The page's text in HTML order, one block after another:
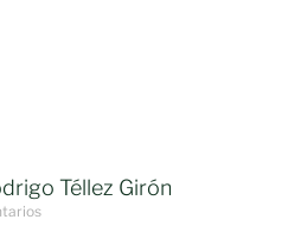
Téllez Girón